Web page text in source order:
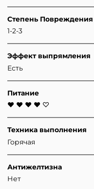
Степень Повреждения
1-2-3
Эффект выпрямления
Есть
Питание
♥ ♥ ♥ ♥ ♡
Техника выполнения
Горячая
Антижелтизна
Нет